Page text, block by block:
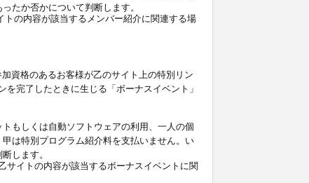
たか否かについて判断します。
の内容が該当するメンバー紹介に関連する場
資格のあるお客様が乙のサイト上の特別リン
を完了したときに生じる「ボーナスイベント」
もしくは自動ソフトウェアの利用、一人の個
は特別プログラム紹介料を支払いません。い
します。
サイトの内容が該当するボーナスイベントに関